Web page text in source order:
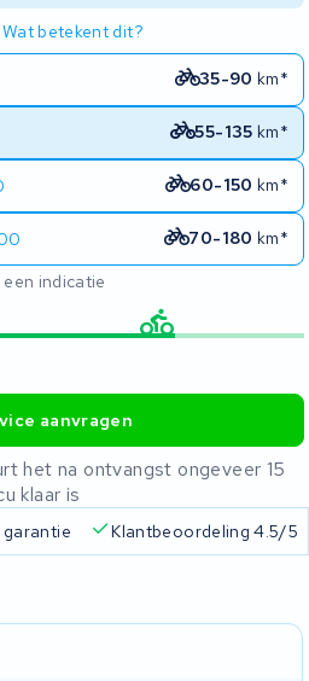
Wat betekent dit?
35-90 km*
55-135 km*
60-150 km*
70-180 km*
indicatie
aanvragen
het na ontvangst ongeveer 15
klaar is
garantie Klantbeoordeling 4.5/5